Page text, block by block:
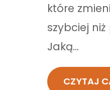
które
szybciej
Jaką...
CZYTAJ